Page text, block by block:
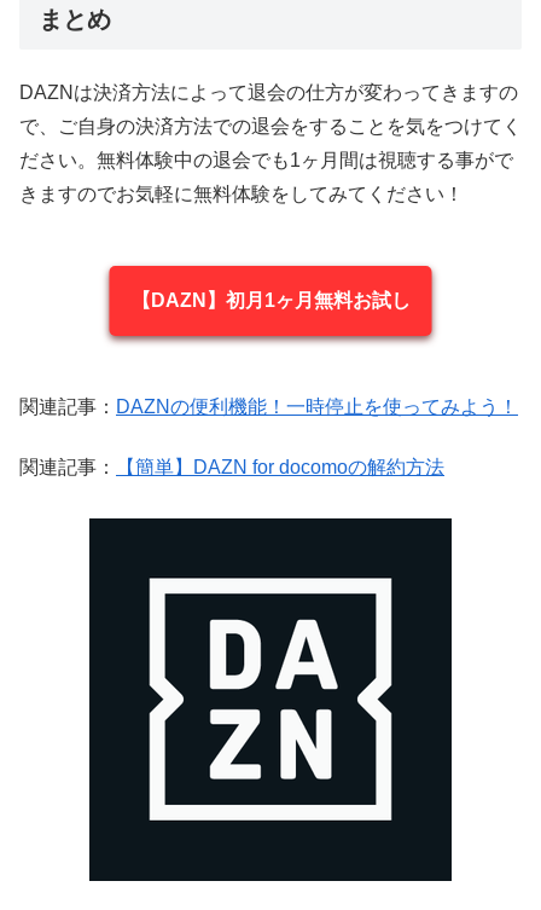
まとめ
DAZNは決済方法によって退会の仕方が変わってきますの
で、ご自身の決済方法での退会をすることを気をつけてく
ださい。無料体験中の退会でも1ヶ月間は視聴する事がで
きますのでお気軽に無料体験をしてみてください！
【DAZN】初月1ヶ月無料お試し
関連記事： DAZNの便利機能！一時停止を使ってみよう！
関連記事： 【簡単】DAZN for docomoの解約方法